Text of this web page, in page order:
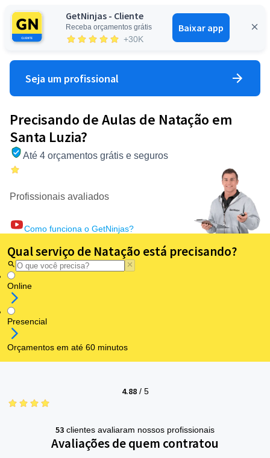
GetNinjas - Cliente
Receba orçamentos grátis
+30K
Baixar app
Entrar
Seja um profissional
Precisando de Aulas de Natação em
Santa Luzia?
Até 4 orçamentos grátis e seguros
Profissionais avaliados
Como funciona o GetNinjas?
Qual serviço de Natação está precisando?
Online
Presencial
Orçamentos em até 60 minutos
4.88/ 5
53 clientes avaliaram nossos profissionais
Avaliações de quem contratou